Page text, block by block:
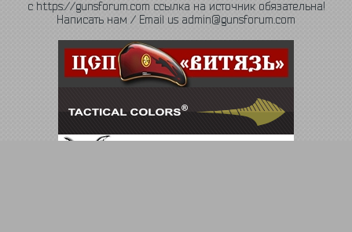
с https://gunsforum.com ссылка на источник обязательна!
Написать нам / Email us admin@gunsforum.com